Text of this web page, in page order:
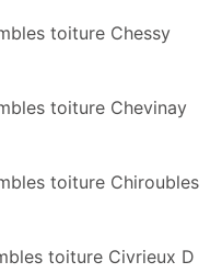
toiture Chessy
toiture Chevinay
toiture Chiroubles
toiture Civrieux D